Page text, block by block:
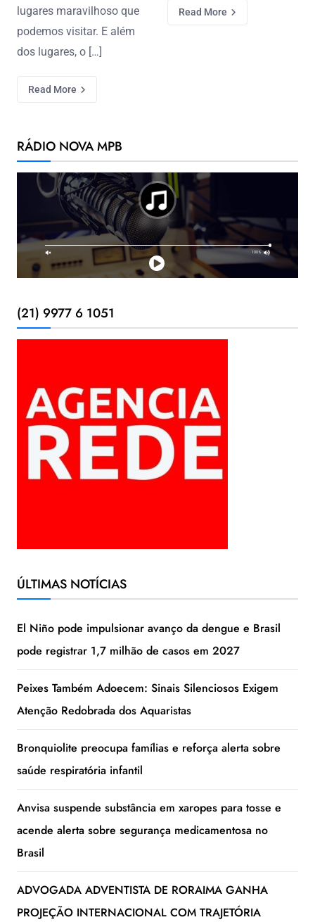
lugares maravilhoso que
podemos visitar. E além
dos lugares, o […]
Read More
Read More
RÁDIO NOVA MPB
(21) 9977 6 1051
ÚLTIMAS NOTÍCIAS
El Niño pode impulsionar avanço da dengue e Brasil
pode registrar 1,7 milhão de casos em 2027
Peixes Também Adoecem: Sinais Silenciosos Exigem
Atenção Redobrada dos Aquaristas
Bronquiolite preocupa famílias e reforça alerta sobre
saúde respiratória infantil
Anvisa suspende substância em xaropes para tosse e
acende alerta sobre segurança medicamentosa no
Brasil
ADVOGADA ADVENTISTA DE RORAIMA GANHA
PROJEÇÃO INTERNACIONAL COM TRAJETÓRIA